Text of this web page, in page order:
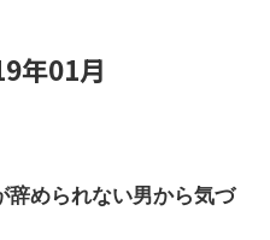
年01月
辞められない男から気づ